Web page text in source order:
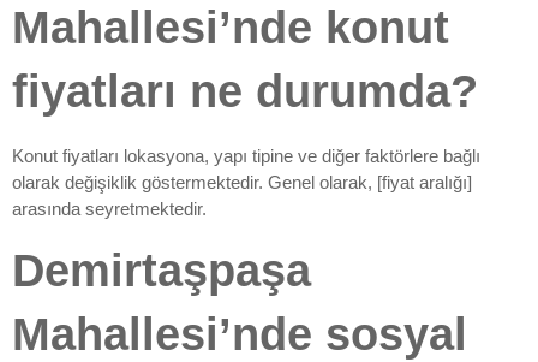
Mahallesi’nde konut
fiyatları ne durumda?
Konut fiyatları lokasyona, yapı tipine ve diğer faktörlere bağlı
olarak değişiklik göstermektedir. Genel olarak, [fiyat aralığı]
arasında seyretmektedir.
Demirtaşpaşa
Mahallesi’nde sosyal